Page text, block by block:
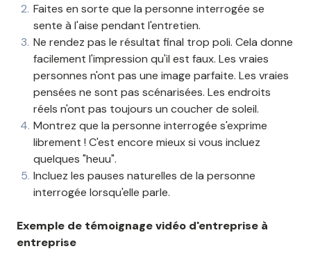
Faites en sorte que la personne interrogée se
sente à l'aise pendant l'entretien.
Ne rendez pas le résultat final trop poli. Cela donne
facilement l'impression qu'il est faux. Les vraies
personnes n'ont pas une image parfaite. Les vraies
pensées ne sont pas scénarisées. Les endroits
réels n'ont pas toujours un coucher de soleil.
Montrez que la personne interrogée s'exprime
librement ! C'est encore mieux si vous incluez
quelques "heuu".
Incluez les pauses naturelles de la personne
interrogée lorsqu'elle parle.
Exemple de témoignage vidéo d'entreprise à
entreprise